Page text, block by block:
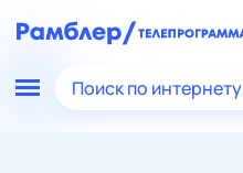
Поиск по интернету